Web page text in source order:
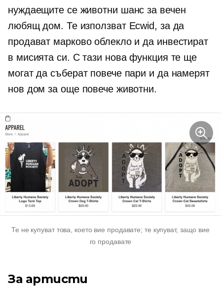
нуждаещите се животни шанс за вечен
любящ дом. Те използват Ecwid, за да
продават марково облекло и да инвестират
в мисията си. С тази нова функция те ще
могат да съберат повече пари и да намерят
нов дом за още повече животни.
Те не купуват това, което вие продавате; те купуват, защо вие
го продавате
За артисти